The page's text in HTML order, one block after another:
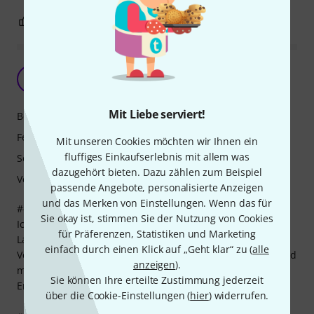
Mit Liebe serviert!
Mit unseren Cookies möchten wir Ihnen ein
fluffiges Einkaufserlebnis mit allem was
dazugehört bieten. Dazu zählen zum Beispiel
passende Angebote, personalisierte Anzeigen
und das Merken von Einstellungen. Wenn das für
Sie okay ist, stimmen Sie der Nutzung von Cookies
für Präferenzen, Statistiken und Marketing
einfach durch einen Klick auf „Geht klar“ zu (alle
anzeigen).
Sie können Ihre erteilte Zustimmung jederzeit
über die Cookie-Einstellungen (hier) widerrufen.
BEWERTUNG MELDEN
Einfach & solide
## Überblick
Ich nutze den The t.mix Volume 1 als praktischen
Lautstärkeregler für mein Home-Studio-Setup. In
Verbindung mit meinem Focusrite Scarlett Solo 3rd Gen und
meinem Mac ist das kleine Gerät eine willkommene
Ergänzung, die mir das Leben deutlich erleichtert.
Bedienung
Features
Sound
Verarbeitung